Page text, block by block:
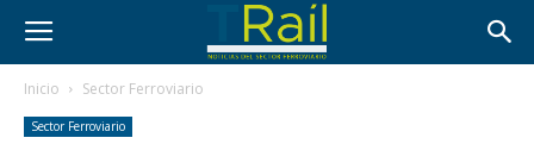
Inicio Sector Ferroviario
Sector Ferroviario